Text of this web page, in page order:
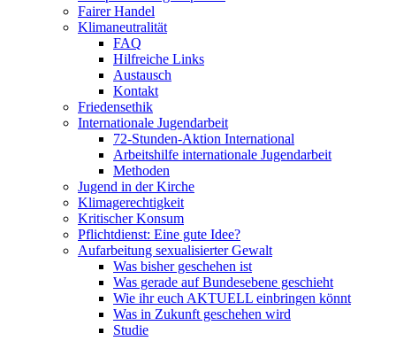
Fairer Handel
Klimaneutralität
FAQ
Hilfreiche Links
Austausch
Kontakt
Friedensethik
Internationale Jugendarbeit
72-Stunden-Aktion International
Arbeitshilfe internationale Jugendarbeit
Methoden
Jugend in der Kirche
Klimagerechtigkeit
Kritischer Konsum
Pflichtdienst: Eine gute Idee?
Aufarbeitung sexualisierter Gewalt
Was bisher geschehen ist
Was gerade auf Bundesebene geschieht
Wie ihr euch AKTUELL einbringen könnt
Was in Zukunft geschehen wird
Studie